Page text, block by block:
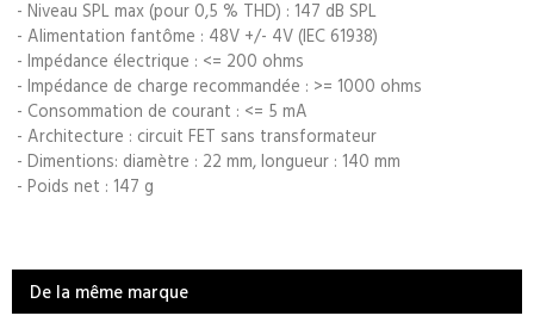
- Niveau SPL max (pour 0,5 % THD) : 147 dB SPL
- Alimentation fantôme : 48V +/- 4V (IEC 61938)
- Impédance électrique : <= 200 ohms
- Impédance de charge recommandée : >= 1000 ohms
- Consommation de courant : <= 5 mA
- Architecture : circuit FET sans transformateur
- Dimentions: diamètre : 22 mm, longueur : 140 mm
- Poids net : 147 g
De la même marque